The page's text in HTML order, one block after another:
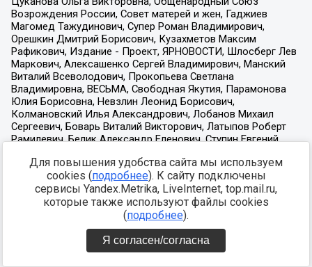
Для повышения удобства сайта мы используем
cookies (подробнее). К сайту подключены
сервисы Yandex.Metrika, LiveInternet, top.mail.ru,
которые также используют файлы cookies
(подробнее).
Я согласен/согласна